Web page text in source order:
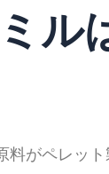
ル
がペレッ